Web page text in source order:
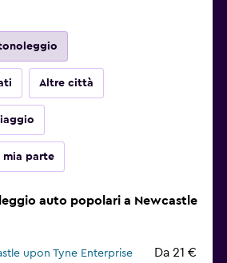
Altre città
mia parte
auto popolari a Newcastle
upon Tyne Enterprise
Da 21 €